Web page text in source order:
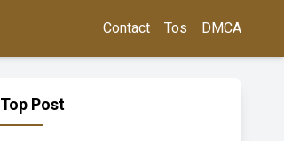
Contact Tos DMCA
Top Post